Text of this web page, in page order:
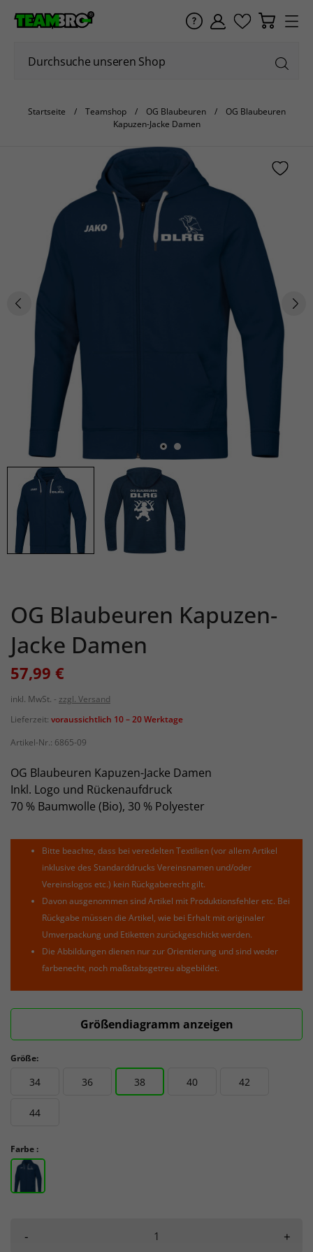
Startseite Teamshop OG Blaubeuren
OG Blaubeuren
Kapuzen-Jacke Damen
OG Blaubeuren Kapuzen-
Jacke Damen
57,99 €
inkl. MwSt.
zzgl. Versand
Lieferzeit: voraussichtlich 10 – 20 Werktage
Artikel-Nr.: 6865-09
OG Blaubeuren Kapuzen-Jacke Damen
Inkl. Logo und Rückenaufdruck
70 % Baumwolle (Bio), 30 % Polyester
Bitte beachte, dass bei veredelten Textilien (vor allem Artikel
inklusive des Standarddrucks Vereinsnamen und/oder
Vereinslogos etc.) kein Rückgaberecht gilt.
Davon ausgenommen sind Artikel mit Produktionsfehler etc. Bei
Rückgabe müssen die Artikel, wie bei Erhalt mit originaler
Umverpackung und Etiketten zurückgeschickt werden.
Die Abbildungen dienen nur zur Orientierung und sind weder
farbenecht, noch maßstabsgetreu abgebildet.
Größendiagramm anzeigen
Größe:
34 36 38 40 42
44
Farbe :
- +